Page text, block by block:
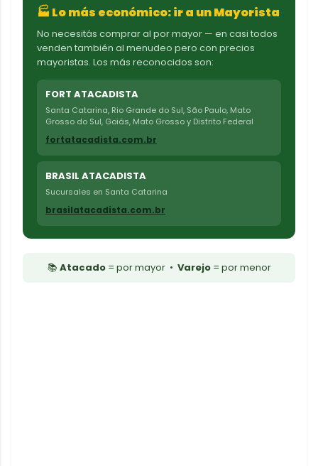
🏭 Lo más económico: ir a un Mayorista
No necesitás comprar al por mayor — en casi todos
venden también al menudeo pero con precios
mayoristas. Los más reconocidos son:
FORT ATACADISTA
Santa Catarina, Rio Grande do Sul, São Paulo, Mato
Grosso do Sul, Goiás, Mato Grosso y Distrito Federal
fortatacadista.com.br
BRASIL ATACADISTA
Sucursales en Santa Catarina
brasilatacadista.com.br
📚Atacado= por mayor • Varejo= por menor